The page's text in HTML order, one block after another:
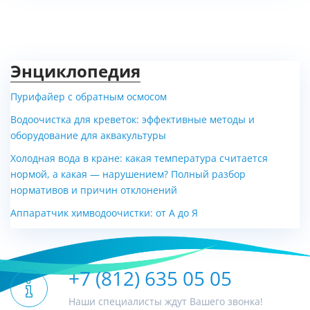
Энциклопедия
Пурифайер с обратным осмосом
Водоочистка для креветок: эффективные методы и
оборудование для аквакультуры
Холодная вода в кране: какая температура считается
нормой, а какая — нарушением? Полный разбор
нормативов и причин отклонений
Аппаратчик химводоочистки: от А до Я
+7 (812) 635 05 05
Наши специалисты ждут Вашего звонка!